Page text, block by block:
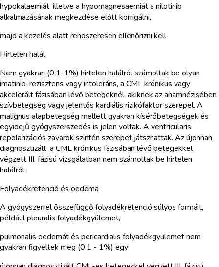
hypokalaemiát, illetve a hypomagnesaemiát a nilotinib
alkalmazásának megkezdése előtt korrigálni,
majd a kezelés alatt rendszeresen ellenőrizni kell.
Hirtelen halál
Nem gyakran (0,1-1%) hirtelen halálról számoltak be olyan
imatinib-rezisztens vagy intoleráns, a CML krónikus vagy
akcelerált fázisában lévő betegeknél, akiknek az anamnézisében
szívbetegség vagy jelentős kardiális rizikófaktor szerepel. A
malignus alapbetegség mellett gyakran kísérőbetegségek és
egyidejű gyógyszerszedés is jelen voltak. A ventricularis
repolarizációs zavarok szintén szerepet játszhattak. Az újonnan
diagnosztizált, a CML krónikus fázisában lévő betegekkel
végzett III. fázisú vizsgálatban nem számoltak be hirtelen
halálról.
Folyadékretenció és oedema
A gyógyszerrel összefüggő folyadékretenció súlyos formáit,
például pleuralis folyadékgyülemet,
pulmonalis oedemát és pericardialis folyadékgyülemet nem
gyakran figyeltek meg (0,1 - 1%) egy